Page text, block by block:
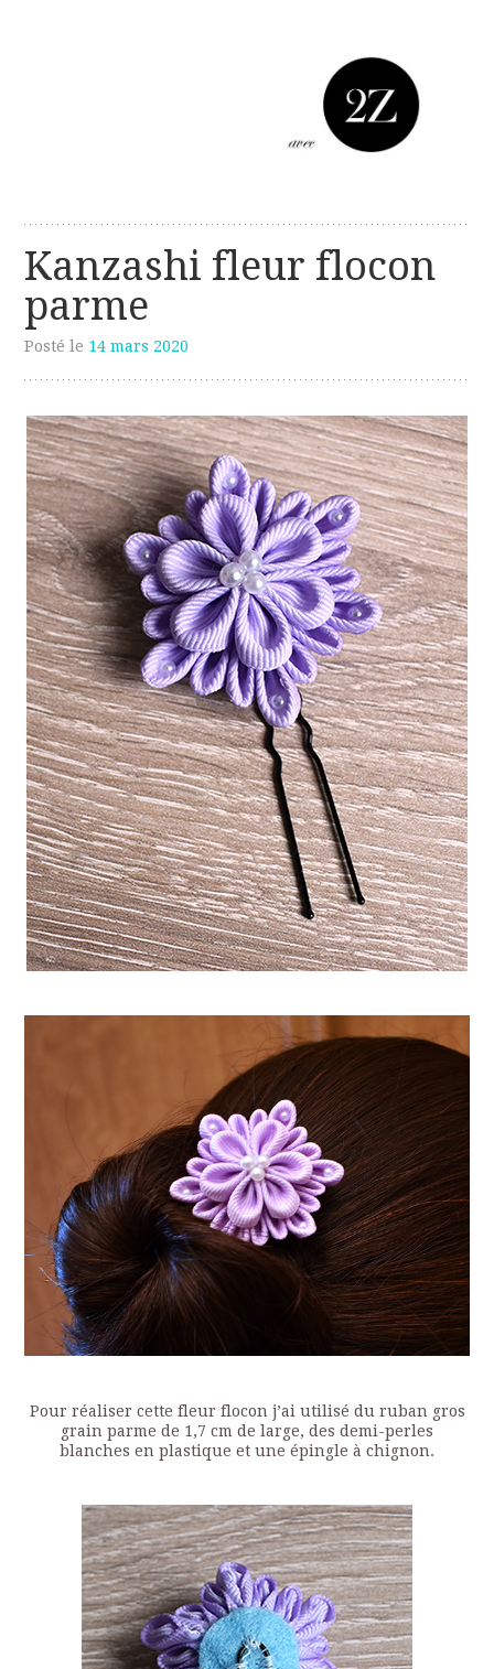
avec deux z
Kanzashi fleur flocon
parme
Posté le 14 mars 2020
Pour réaliser cette fleur flocon j’ai utilisé du ruban gros
grain parme de 1,7 cm de large, des demi-perles
blanches en plastique et une épingle à chignon.